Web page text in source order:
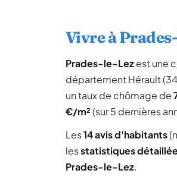
Vivre à
Prades-le-Lezest une
département Hérault
un taux de chômage de
€/m²(sur 5 dernières
Les14 avis d'habitants
lesstatistiques
Prades-le-Lez.